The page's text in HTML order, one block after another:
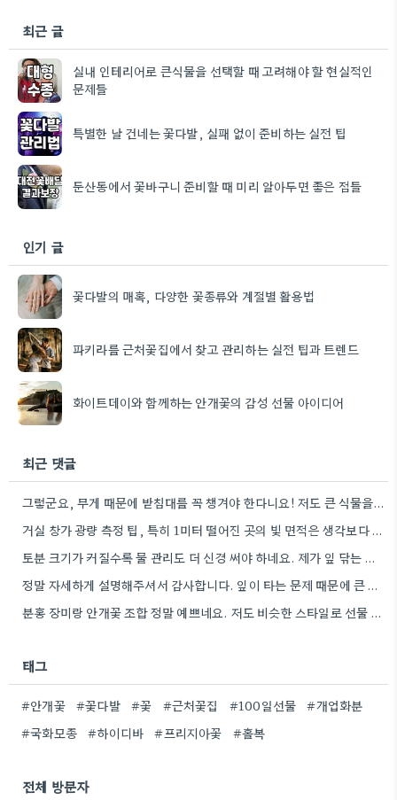
최근 글
실내 인테리어로 큰식물을 선택할 때 고려해야 할 현실적인
문제들
특별한 날 건네는 꽃다발, 실패 없이 준비하는 실전 팁
둔산동에서 꽃바구니 준비할 때 미리 알아두면 좋은 점들
인기 글
꽃다발의 매혹, 다양한 꽃종류와 계절별 활용법
파키라를 근처꽃집에서 찾고 관리하는 실전 팁과 트렌드
화이트데이와 함께하는 안개꽃의 감성 선물 아이디어
최근 댓글
그렇군요, 무게 때문에 받침대를 꼭 챙겨야 한다니요! 저도 큰 식물을 사놓고 겪었던 비슷한 경험이 있어서…
거실 창가 광량 측정 팁, 특히 1미터 떨어진 곳의 빛 면적은 생각보다 훨씬 줄어든다는 점을…
토분 크기가 커질수록 물 관리도 더 신경 써야 하네요. 제가 잎 닦는 거 항상 잊어버리는데,…
정말 자세하게 설명해주셔서 감사합니다. 잎이 타는 문제 때문에 큰 식물을 키우는 게 쉽지 않다는 점,…
분홍 장미랑 안개꽃 조합 정말 예쁘네요. 저도 비슷한 스타일로 선물 받았었는데, 들고 다니기 편해서 좋았어요.
태그
#안개꽃 #꽃다발 #꽃 #근처꽃집 #100일선물
#개업화분
#국화모종
#하이디바 #프리지아꽃 #홀복
전체 방문자